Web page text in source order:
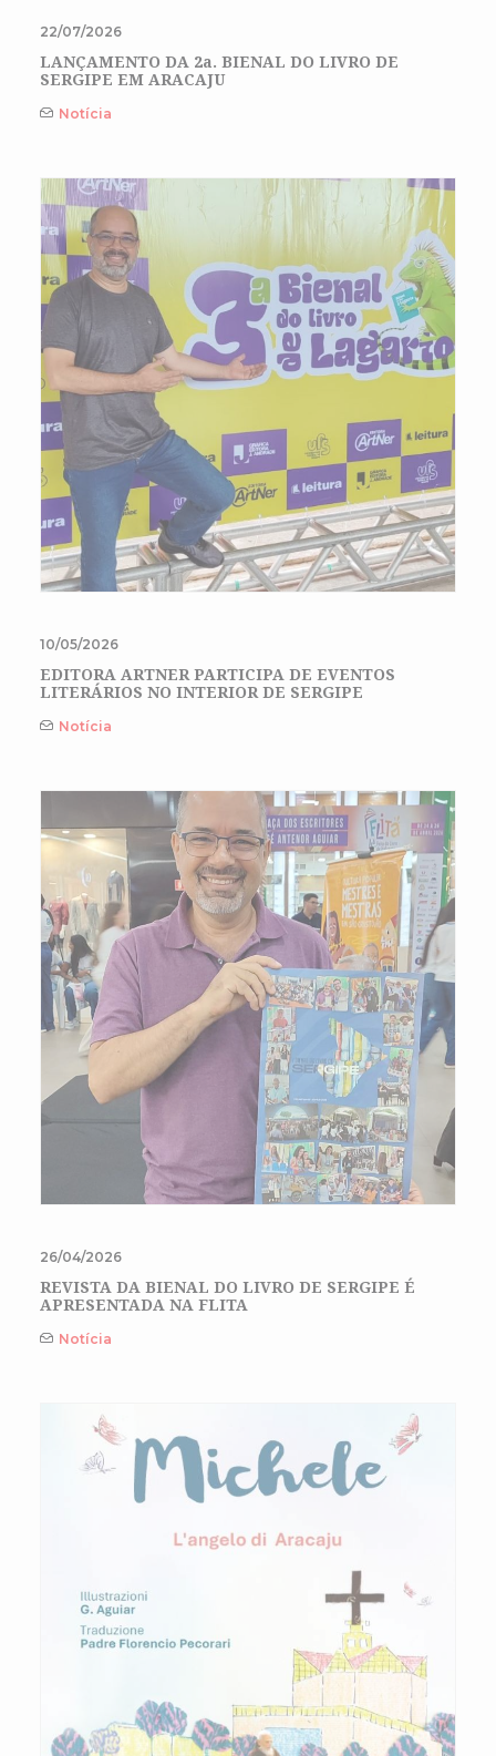
22/07/2026
LANÇAMENTO DA 2a. BIENAL DO LIVRO DE
SERGIPE EM ARACAJU
Notícia
10/05/2026
EDITORA ARTNER PARTICIPA DE EVENTOS
LITERÁRIOS NO INTERIOR DE SERGIPE
Notícia
26/04/2026
REVISTA DA BIENAL DO LIVRO DE SERGIPE É
APRESENTADA NA FLITA
Notícia